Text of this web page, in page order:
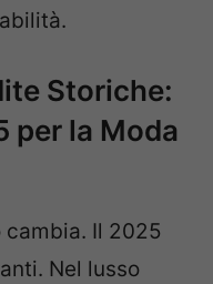
Storiche:
per la Moda
cambia. Il 2025
Nel lusso